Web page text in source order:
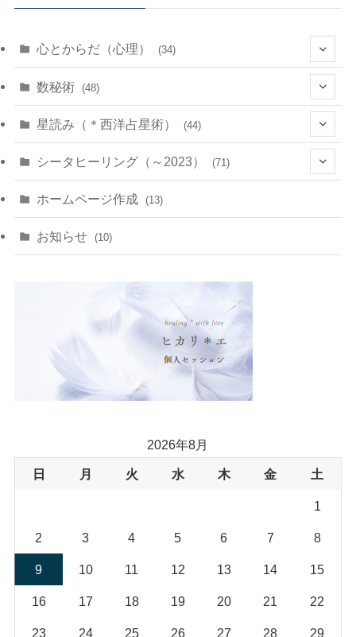
心とからだ（心理） (34)
(1)
(22)
(7)
(4)
(7)
数秘術 (48)
(11)
(10)
(15)
星読み（＊西洋占星術） (44)
(11)
(8)
シータヒーリング（～2023） (71)
(14)
(18)
ホームページ作成 (13)
お知らせ (10)
2026年8月
日 月 火 水 木 金 土
1
2 3 4 5 6 7 8
9 10 11 12 13 14 15
16 17 18 19 20 21 22
23 24 25 26 27 28 29